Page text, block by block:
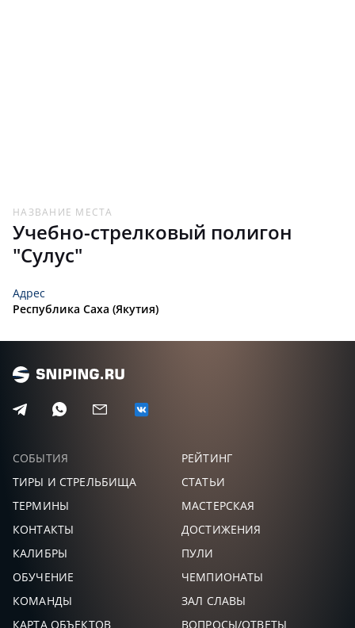
НАЗВАНИЕ МЕСТА
Учебно-стрелковый полигон
"Сулус"
Адрес
Республика Саха (Якутия)
СОБЫТИЯ
РЕЙТИНГ
ТИРЫ И СТРЕЛЬБИЩА
СТАТЬИ
ТЕРМИНЫ
МАСТЕРСКАЯ
КОНТАКТЫ
ДОСТИЖЕНИЯ
КАЛИБРЫ
ПУЛИ
ОБУЧЕНИЕ
ЧЕМПИОНАТЫ
КОМАНДЫ
ЗАЛ СЛАВЫ
КАРТА ОБЪЕКТОВ
ВОПРОСЫ/ОТВЕТЫ